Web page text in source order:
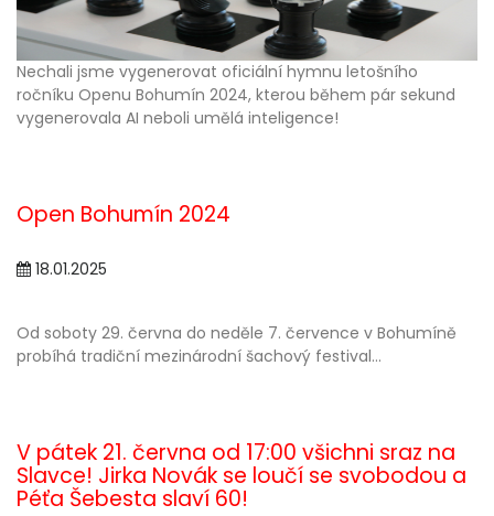
Nechali jsme vygenerovat oficiální hymnu letošního
ročníku Openu Bohumín 2024, kterou během pár sekund
vygenerovala AI neboli umělá inteligence!
Open Bohumín 2024
18.01.2025
Od soboty 29. června do neděle 7. července v Bohumíně
probíhá tradiční mezinárodní šachový festival...
V pátek 21. června od 17:00 všichni sraz na
Slavce! Jirka Novák se loučí se svobodou a
Péťa Šebesta slaví 60!